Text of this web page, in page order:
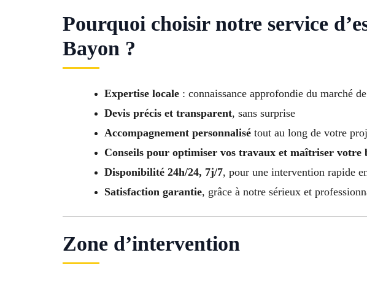
Pourquoi choisir notre service
Bayon ?
Expertise locale : connaissance approfondie du marché
Devis précis et transparent, sans surprise
Accompagnement personnalisé tout au long de votre
Conseils pour optimiser vos travaux et maîtriser votre
Disponibilité 24h/24, 7j/7, pour une intervention rapide
Satisfaction garantie, grâce à notre sérieux et
Zone d’intervention